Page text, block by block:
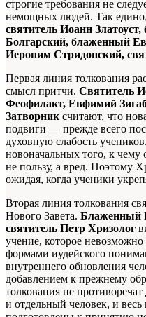
строгие требования не
немощных людей. Так
святитель Иоанн
Болгарский, блаженный
Иероним Стридонский,
Первая линия толкования
смысл притчи. Святитель
Феофилакт, Евфимий
Затворник считают, что
подвиги — прежде всего
духовную слабость
новоначальных того, к чему
не пользу, а вред. Поэтому
ожидая, когда ученики
Вторая линия толкования
Нового Завета. Блаженный
святитель Петр Хризолог
учение, которое
формами иудейского
внутреннего обновления
добавлением к прежнему
толкования не
и отдельный человек, и